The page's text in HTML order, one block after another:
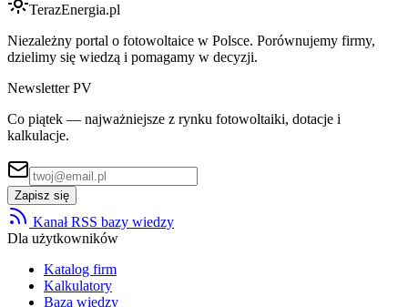
TerazEnergia.pl
Niezależny portal o fotowoltaice w Polsce. Porównujemy firmy,
dzielimy się wiedzą i pomagamy w decyzji.
Newsletter PV
Co piątek — najważniejsze z rynku fotowoltaiki, dotacje i
kalkulacje.
Zapisz się
Kanał RSS bazy wiedzy
Dla użytkowników
Katalog firm
Kalkulatory
Baza wiedzy